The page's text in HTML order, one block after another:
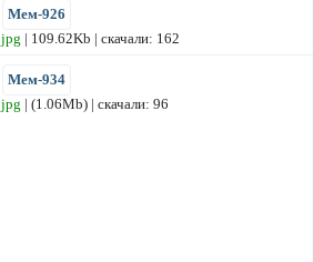
Мем-926
jpg | 109.62Kb | скачали: 162
Мем-934
jpg | (1.06Mb) | скачали: 96